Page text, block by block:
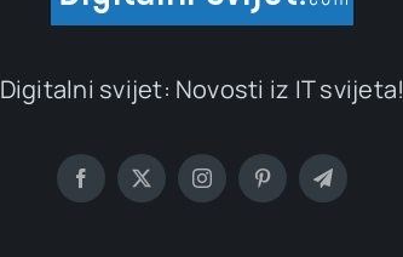
Digitalni svijet: Novosti iz IT svijeta!